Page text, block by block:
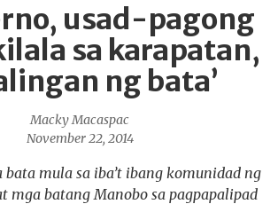
usad-pagong
sa karapatan,
ng bata’
Macky Macaspac
November 22, 2014
mula sa iba’t ibang komunidad ng
mga batang Manobo sa pagpapalipad